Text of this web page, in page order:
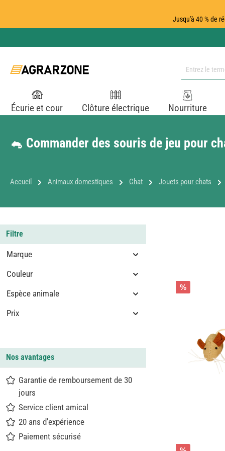
Jusqu'à 40 % de
Écurie et cour Clôture électrique Nourriture
🐁 Commander des souris de jeu pour
Accueil Animaux domestiques Chat Jouets pour chats
Filtre
Marque
Couleur
Espèce animale
Prix
Nos avantages
Garantie de remboursement de 30
jours
Service client amical
20 ans d'expérience
Paiement sécurisé
%